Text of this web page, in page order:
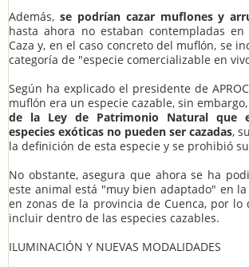
Además, se podrían cazar muflones y
hasta ahora no estaban contempladas
Caza y, en el caso concreto del muflón, se
categoría de "especie comercializable en
Según ha explicado el presidente de
muflón era un especie cazable, sin embargo,
de la Ley de Patrimonio Natural que
especies exóticas no pueden ser cazadas,
la definición de esta especie y se prohibió
No obstante, asegura que ahora se ha
este animal está "muy bien adaptado" en
en zonas de la provincia de Cuenca, por lo
incluir dentro de las especies cazables.
ILUMINACIÓN Y NUEVAS MODALIDADES